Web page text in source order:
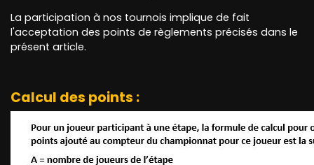
La participation à nos tournois implique de fait
l'acceptation des points de règlements précisés dans le
présent article.
Calcul des points :